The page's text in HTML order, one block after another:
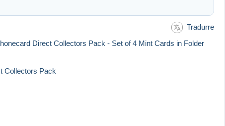
Tradurre
Direct Collectors Pack - Set of 4 Mint Cards in Folder
Collectors Pack